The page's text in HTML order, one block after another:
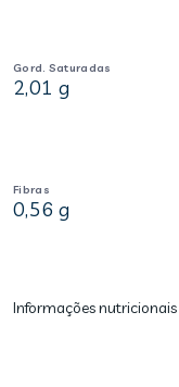
Gord. Saturadas
2,01 g
Fibras
0,56 g
Informações